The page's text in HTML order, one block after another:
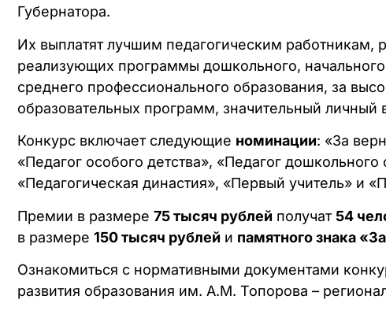
Губернатора.
Их выплатят лучшим педагогическим работникам,
реализующих программы дошкольного,
среднего профессионального образования, за
образовательных программ, значительный личный
Конкурс включает следующие номинации: «За
«Педагог особого детства», «Педагог
«Педагогическая династия», «Первый учитель» и
Премии в размере 75 тысяч рублей получат 54
в размере 150 тысяч рублей и памятного знака
Ознакомиться с нормативными документами
развития образования им. А.М. Топорова –